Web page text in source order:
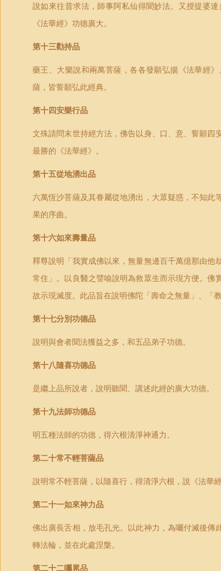
說如來往昔求法，師事阿私仙得聞妙法。又授提婆
《法華經》功德廣大。
第十三勸持品
藥王、大樂說和兩萬菩薩，各各發願弘揚《法華經
薩，皆誓願弘此經典。
第十四安樂行品
文殊請問末世持經方法，佛告以身、口、意、誓願
最勝的《法華經》。
第十五從地湧出品
六萬恆沙菩薩及其眷屬從地湧出，大眾疑惑，不知
果的序曲。
第十六如來壽量品
釋尊說明「我實成佛以來，無量無邊百千萬億那由
常住」。以良醫之譬喻說明為救眾生而示現方便。
故示現滅度。此品旨在說明佛陀「壽命之無量」、「
第十七分別功德品
說明與會者聞法獲益之多，和五品弟子功德。
第十八隨喜功德品
是繼上品所說者，說明聽聞、講述此經的廣大功德。
第十九法師功德品
明五種法師的功德，得六根清淨神通力。
第二十常不輕菩薩品
說明常不輕菩薩，以隨喜行，得清淨六根，說《法華
第二十一如來神力品
佛出廣長舌相，放毛孔光。以此神力，為囑付滅後
轉法輪，並在此處涅槃。
第二十二囑累品